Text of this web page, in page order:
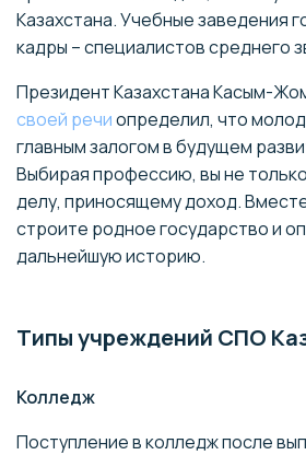
Казахстана. Учебные заведения
кадры – специалистов среднего
Президент Казахстана Касым-
своей речиопределил, что
главным залогом в будущем
Выбирая профессию, вы не
делу, приносящему доход.
строите родное государство и
дальнейшую историю.
Типы учреждений СПО
Колледж
Поступление в колледж после